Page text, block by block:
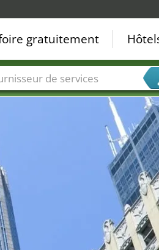
gratuitement
de services